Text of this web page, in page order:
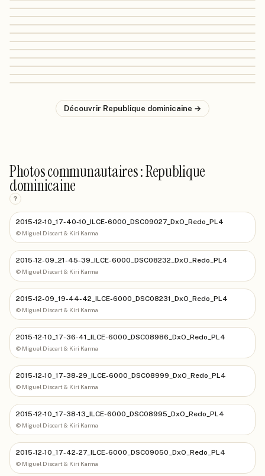
Découvrir Republique dominicaine →
Photos communautaires : Republique
dominicaine
?
2015-12-10_17-40-10_ILCE-6000_DSC09027_DxO_Redo_PL4
© Miguel Discart & Kiri Karma
2015-12-09_21-45-39_ILCE-6000_DSC08232_DxO_Redo_PL4
© Miguel Discart & Kiri Karma
2015-12-09_19-44-42_ILCE-6000_DSC08231_DxO_Redo_PL4
© Miguel Discart & Kiri Karma
2015-12-10_17-36-41_ILCE-6000_DSC08986_DxO_Redo_PL4
© Miguel Discart & Kiri Karma
2015-12-10_17-38-29_ILCE-6000_DSC08999_DxO_Redo_PL4
© Miguel Discart & Kiri Karma
2015-12-10_17-38-13_ILCE-6000_DSC08995_DxO_Redo_PL4
© Miguel Discart & Kiri Karma
2015-12-10_17-42-27_ILCE-6000_DSC09050_DxO_Redo_PL4
© Miguel Discart & Kiri Karma